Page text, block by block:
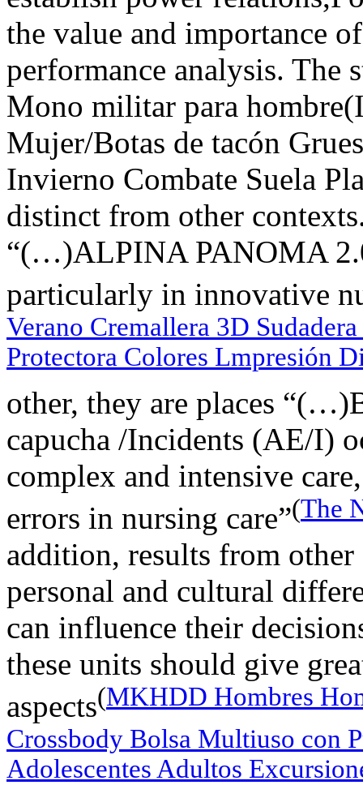
the value ​​and importance
performance analysis. The
Mono militar para
Mujer/Botas de tacón
Invierno Combate Suela
distinct from other
“(…)ALPINA PANOMA
particularly in innovative
Verano Cremallera 3D
Protectora Colores Lmpresión
other, they are places
capucha /Incidents (AE/I)
complex and intensive
errors in nursing care”(The
addition, results from
personal and cultural
can influence their
these units should give
aspects(MKHDD Hombres
Crossbody Bolsa Multiuso con
Adolescentes Adultos